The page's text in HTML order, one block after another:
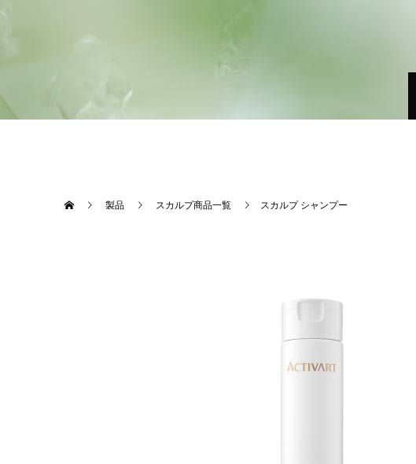
製品 スカルプ商品一覧 スカルプ シャンプー